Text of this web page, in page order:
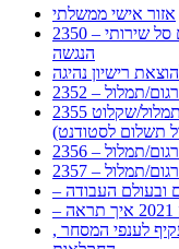
אזור אישי ממשלתי
2350 – מידע לסטודנט עם לקות שמיעה-נוהל תשלום סל שירותי
הנגשה
תמלול
2355 דרישה לתשלום עבור מתן שירותי תרגום/תמלול/שקלוט
תשלום לסטודנט)
תמלול
תמלול
, התעשייה , פיצויי מס רכוש בגין נזק עקיף לענפי המסחר